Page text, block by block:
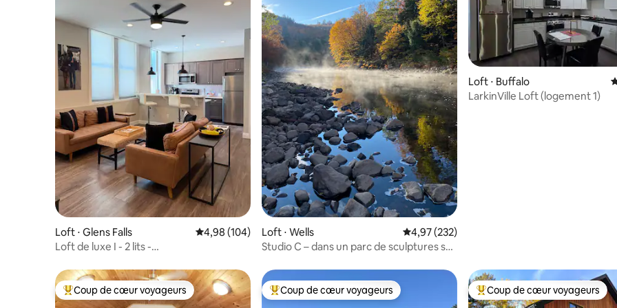
Loft ⋅ Glens Falls Évaluation moyenne sur la base de 104 commentaires : 4,98 sur 5
4,98 (104)
Loft de luxe I - 2 lits -
Loft ⋅ Wells Évaluation moyenne sur la base de 232
4,97 (232)
Studio C – dans un parc de sculptures sur
Loft ⋅ Buffalo
LarkinVille Loft (logement 1)
Coups de cœur voyageurs les plus appréciés
Coup de cœur voyageurs Coups de cœur voyageurs les plus appréciés
Coup de cœur voyageurs Coups de cœur voyageurs les
Coup de cœur voyageurs